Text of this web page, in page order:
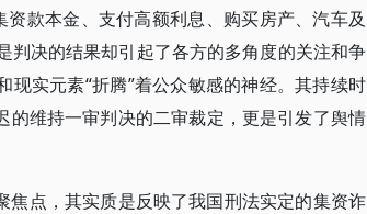
款本金、支付高额利息、购买房产、汽车及
判决的结果却引起了各方的多角度的关注和争
实元素“折腾”着公众敏感的神经。其持续时
维持一审判决的二审裁定，更是引发了舆情
点，其实质是反映了我国刑法实定的集资诈